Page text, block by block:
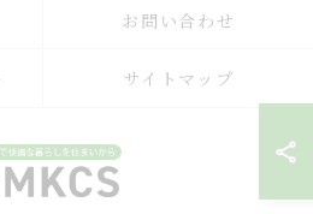
お問い合わせ
サイトマップ